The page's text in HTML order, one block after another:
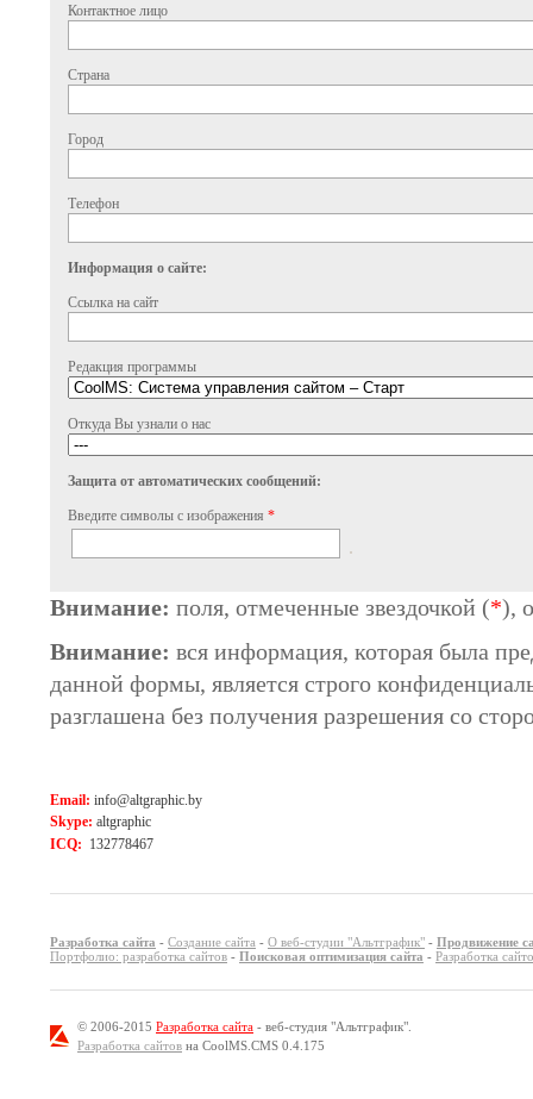
Контактное лицо
Страна
Город
Телефон
Информация о сайте:
Ссылка на сайт
Редакция программы
Откуда Вы узнали о нас
Защита от автоматических сообщений:
Введите символы с изображения *
Внимание: поля, отмеченные звездочкой (*),
Внимание: вся информация, которая была
данной формы, является строго
разглашена без получения разрешения со
Email: info@altgraphic.by
Skype: altgraphic
ICQ: 132778467
Разработка сайта - Создание сайта - О веб-студии "Альтграфик" - Продвижение
Портфолио: разработка сайтов - Поисковая оптимизация сайта - Разработка
© 2006-2015 Разработка сайта - веб-студия "Альтграфик".
Разработка сайтов на CoolMS.CMS 0.4.175